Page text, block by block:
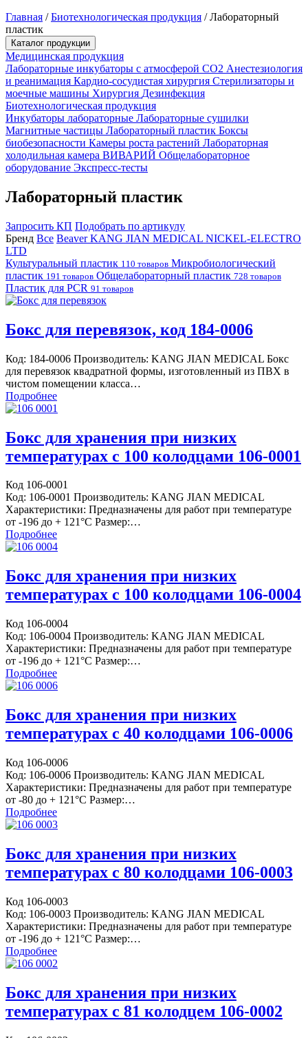
Главная /Биотехнологическая продукция /Лабораторный
пластик
Каталог продукции
Медицинская продукция
Лабораторные инкубаторы с атмосферой CO2 Анестезиология
и реанимация Кардио-сосудистая хирургия Стерилизаторы и
моечные машины Хирургия Дезинфекция
Биотехнологическая продукция
Инкубаторы лабораторные Лабораторные сушилки
Магнитные частицы Лабораторный пластик Боксы
биобезопасности Камеры роста растений Лабораторная
холодильная камера ВИВАРИЙ Общелабораторное
оборудование Экспресс-тесты
Лабораторный пластик
Запросить КП Подобрать по артикулу
Бренд Все BeaverKANG JIAN MEDICAL NICKEL-ELECTRO
LTD
Культуральный пластик 110 товаров Микробиологический
пластик 191 товаров Общелабораторный пластик 728 товаров
Пластик для PCR 91 товаров
Бокс для перевязок, код 184-0006
Код: 184-0006 Производитель: KANG JIAN MEDICAL Бокс
для перевязок квадратной формы, изготовленный из ПВХ в
чистом помещении класса…
Подробнее
Бокс для хранения при низких
температурах с 100 колодцами 106-0001
Код 106-0001
Код: 106-0001 Производитель: KANG JIAN MEDICAL
Характеристики: Предназначены для работ при температуре
от -196 до + 121°С Размер:…
Подробнее
Бокс для хранения при низких
температурах с 100 колодцами 106-0004
Код 106-0004
Код: 106-0004 Производитель: KANG JIAN MEDICAL
Характеристики: Предназначены для работ при температуре
от -196 до + 121°С Размер:…
Подробнее
Бокс для хранения при низких
температурах с 40 колодцами 106-0006
Код 106-0006
Код: 106-0006 Производитель: KANG JIAN MEDICAL
Характеристики: Предназначены для работ при температуре
от -80 до + 121°С Размер:…
Подробнее
Бокс для хранения при низких
температурах с 80 колодцами 106-0003
Код 106-0003
Код: 106-0003 Производитель: KANG JIAN MEDICAL
Характеристики: Предназначены для работ при температуре
от -196 до + 121°С Размер:…
Подробнее
Бокс для хранения при низких
температурах с 81 колодцем 106-0002